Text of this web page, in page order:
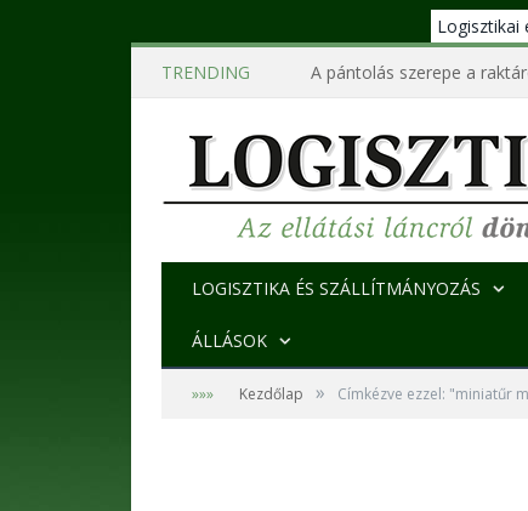
Logisztikai
TRENDING
A pántolás szerepe a
LOGISZTIKA ÉS SZÁLLÍTMÁNYOZÁS
ÁLLÁSOK
»»» Kezdőlap » Címkézve ezzel: "miniatűr